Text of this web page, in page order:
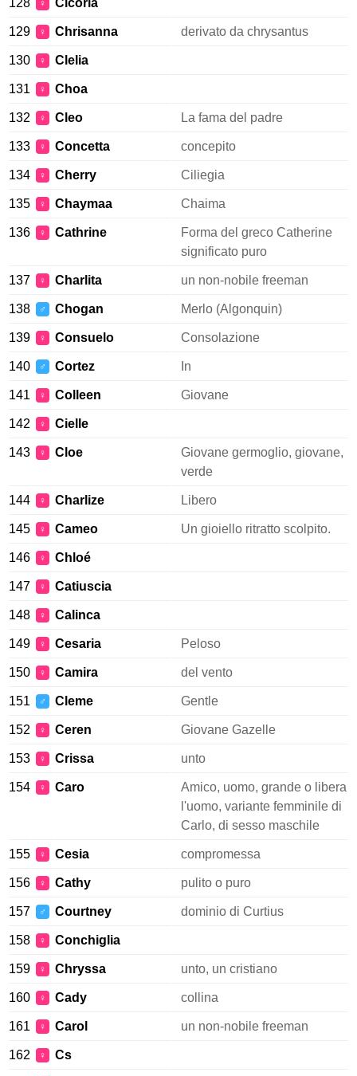
128 ♀ Cicoria
129 ♀ Chrisanna derivato da chrysantus
130 ♀ Clelia
131 ♀ Choa
132 ♀ Cleo La fama del padre
133 ♀ Concetta concepito
134 ♀ Cherry Ciliegia
135 ♀ Chaymaa Chaima
136 ♀ Cathrine
Forma del greco Catherine
significato puro
137 ♀ Charlita un non-nobile freeman
138 ♂ Chogan Merlo (Algonquin)
139 ♀ Consuelo Consolazione
140 ♂ Cortez In
141 ♀ Colleen Giovane
142 ♀ Cielle
143 ♀ Cloe
Giovane germoglio, giovane,
verde
144 ♀ Charlize Libero
145 ♀ Cameo Un gioiello ritratto scolpito.
146 ♀ Chloé
147 ♀ Catiuscia
148 ♀ Calinca
149 ♀ Cesaria Peloso
150 ♀ Camira del vento
151 ♂ Cleme Gentle
152 ♀ Ceren Giovane Gazelle
153 ♀ Crissa unto
154 ♀ Caro
Amico, uomo, grande o libera
l'uomo, variante femminile di
Carlo, di sesso maschile
155 ♀ Cesia compromessa
156 ♀ Cathy pulito o puro
157 ♂ Courtney dominio di Curtius
158 ♀ Conchiglia
159 ♀ Chryssa unto, un cristiano
160 ♀ Cady collina
161 ♀ Carol un non-nobile freeman
162 ♀ Cs